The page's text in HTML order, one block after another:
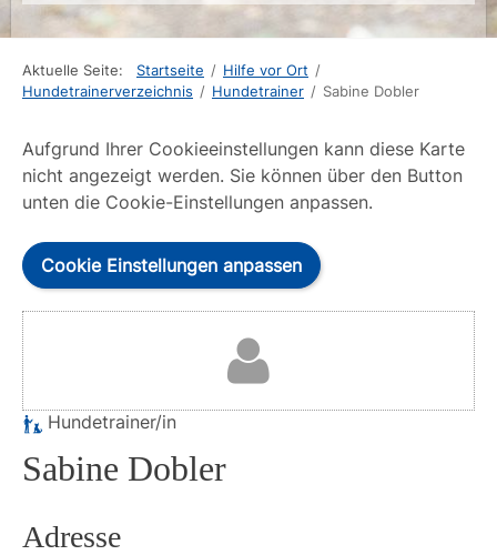
Aktuelle Seite: Startseite / Hilfe vor Ort /
Hundetrainerverzeichnis / Hundetrainer / Sabine Dobler
Aufgrund Ihrer Cookieeinstellungen kann diese Karte
nicht angezeigt werden. Sie können über den Button
unten die Cookie-Einstellungen anpassen.
Cookie Einstellungen anpassen
Hundetrainer/in
Sabine Dobler
Adresse